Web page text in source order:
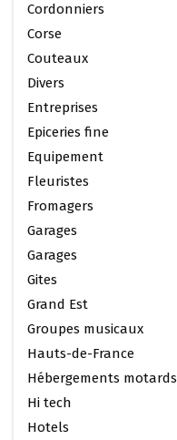
Cordonniers
Corse
Couteaux
Divers
Entreprises
Epiceries fine
Equipement
Fleuristes
Fromagers
Garages
Garages
Gites
Grand Est
Groupes musicaux
Hauts-de-France
Hébergements motards
Hi tech
Hotels